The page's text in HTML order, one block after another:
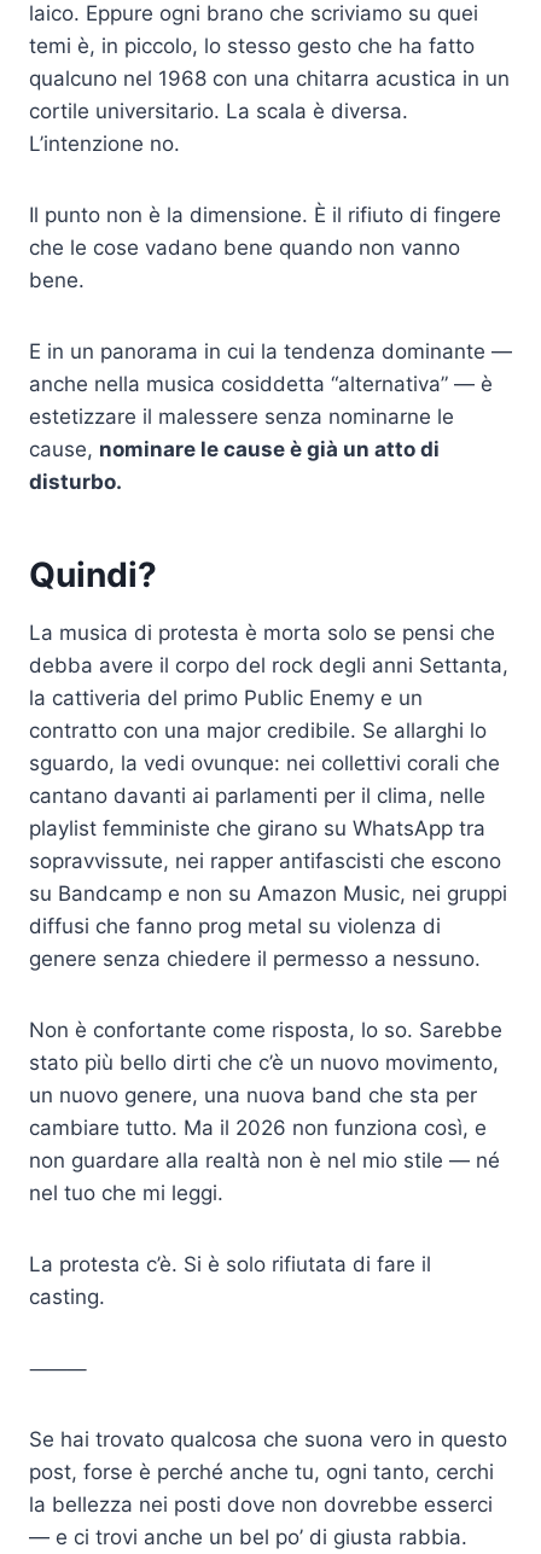
laico. Eppure ogni brano che scriviamo su quei
temi è, in piccolo, lo stesso gesto che ha fatto
qualcuno nel 1968 con una chitarra acustica in un
cortile universitario. La scala è diversa.
L’intenzione no.
Il punto non è la dimensione. È il rifiuto di fingere
che le cose vadano bene quando non vanno
bene.
E in un panorama in cui la tendenza dominante —
anche nella musica cosiddetta “alternativa” — è
estetizzare il malessere senza nominarne le
cause, nominare le cause è già un atto di
disturbo.
Quindi?
La musica di protesta è morta solo se pensi che
debba avere il corpo del rock degli anni Settanta,
la cattiveria del primo Public Enemy e un
contratto con una major credibile. Se allarghi lo
sguardo, la vedi ovunque: nei collettivi corali che
cantano davanti ai parlamenti per il clima, nelle
playlist femministe che girano su WhatsApp tra
sopravvissute, nei rapper antifascisti che escono
su Bandcamp e non su Amazon Music, nei gruppi
diffusi che fanno prog metal su violenza di
genere senza chiedere il permesso a nessuno.
Non è confortante come risposta, lo so. Sarebbe
stato più bello dirti che c’è un nuovo movimento,
un nuovo genere, una nuova band che sta per
cambiare tutto. Ma il 2026 non funziona così, e
non guardare alla realtà non è nel mio stile — né
nel tuo che mi leggi.
La protesta c’è. Si è solo rifiutata di fare il
casting.
⸻
Se hai trovato qualcosa che suona vero in questo
post, forse è perché anche tu, ogni tanto, cerchi
la bellezza nei posti dove non dovrebbe esserci
— e ci trovi anche un bel po’ di giusta rabbia.